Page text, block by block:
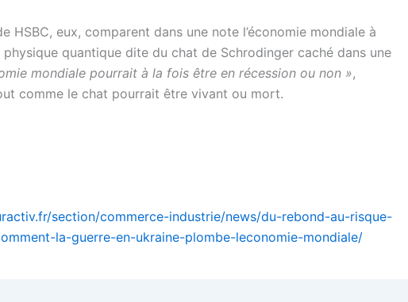
HSBC, eux, comparent dans une note l’économie mondiale à
physique quantique dite du chat de Schrodinger caché dans une
mondiale pourrait à la fois être en récession ou non »,
comme le chat pourrait être vivant ou mort.
section/commerce-industrie/news/du-rebond-au-risque-
la-guerre-en-ukraine-plombe-leconomie-mondiale/